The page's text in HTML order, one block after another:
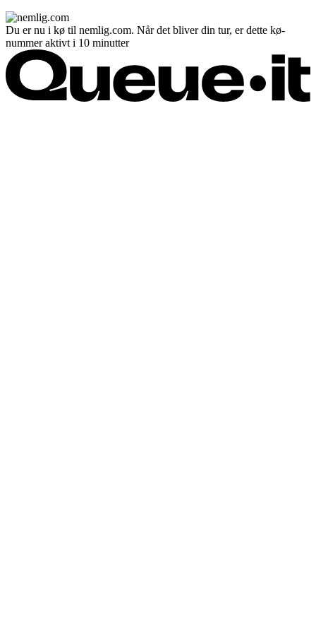
Du er nu i kø til nemlig.com. Når det bliver din tur, er dette kø-
nummer aktivt i 10 minutter